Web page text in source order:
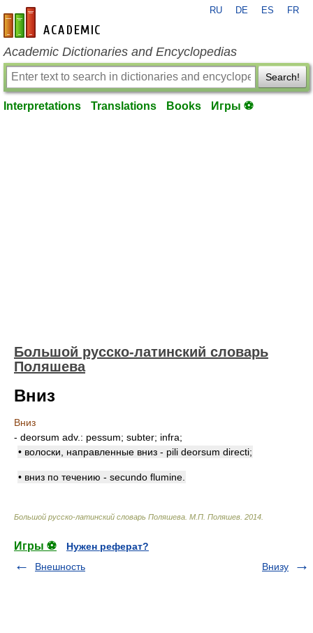
en-academic.com
RU DE ES FR
Academic Dictionaries and Encyclopedias
Search!
Interpretations Translations Books Игры ⚽
Большой русско-латинский словарь
Поляшева
Вниз
Вниз
- deorsum adv.: pessum; subter; infra;
• волоски, направленные вниз - pili deorsum directi;
• вниз по течению - secundo flumine.
Большой русско-латинский словарь Поляшева М.П. Поляшев 2014
Игры ⚽
Нужен реферат?
Внешность
Внизу